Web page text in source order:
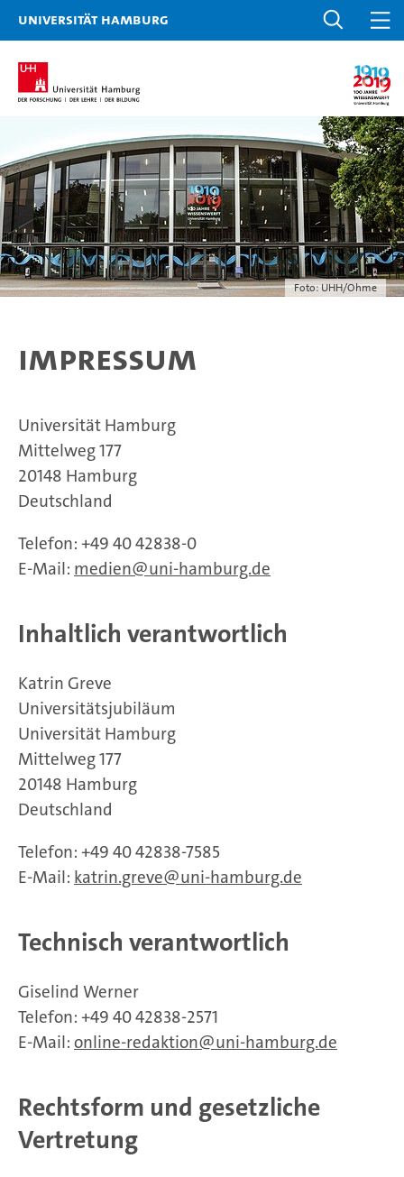
Universität Hamburg
Foto: UHH/Ohme
Impressum
Universität Hamburg
Mittelweg 177
20148 Hamburg
Deutschland
Telefon: +49 40 42838-0
E-Mail: medien@uni-hamburg.de
Inhaltlich verantwortlich
Katrin Greve
Universitätsjubiläum
Universität Hamburg
Mittelweg 177
20148 Hamburg
Deutschland
Telefon: +49 40 42838-7585
E-Mail: katrin.greve uni-hamburg.de
Technisch verantwortlich
Giselind Werner
Telefon: +49 40 42838-2571
E-Mail: online-redaktion uni-hamburg.de
Rechtsform und gesetzliche
Vertretung